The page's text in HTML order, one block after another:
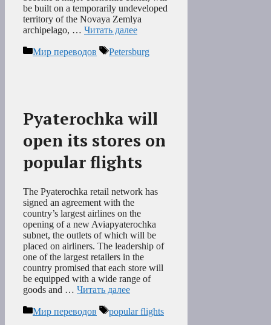
be built on a temporarily undeveloped
territory of the Novaya Zemlya
archipelago, … Читать далее
Рубрики
Мир переводов Метки
Petersburg
Pyaterochka will
open its stores on
popular flights
The Pyaterochka retail network has
signed an agreement with the
country’s largest airlines on the
opening of a new Aviapyaterochka
subnet, the outlets of which will be
placed on airliners. The leadership of
one of the largest retailers in the
country promised that each store will
be equipped with a wide range of
goods and … Читать далее
Рубрики
Мир переводов Метки
popular flights